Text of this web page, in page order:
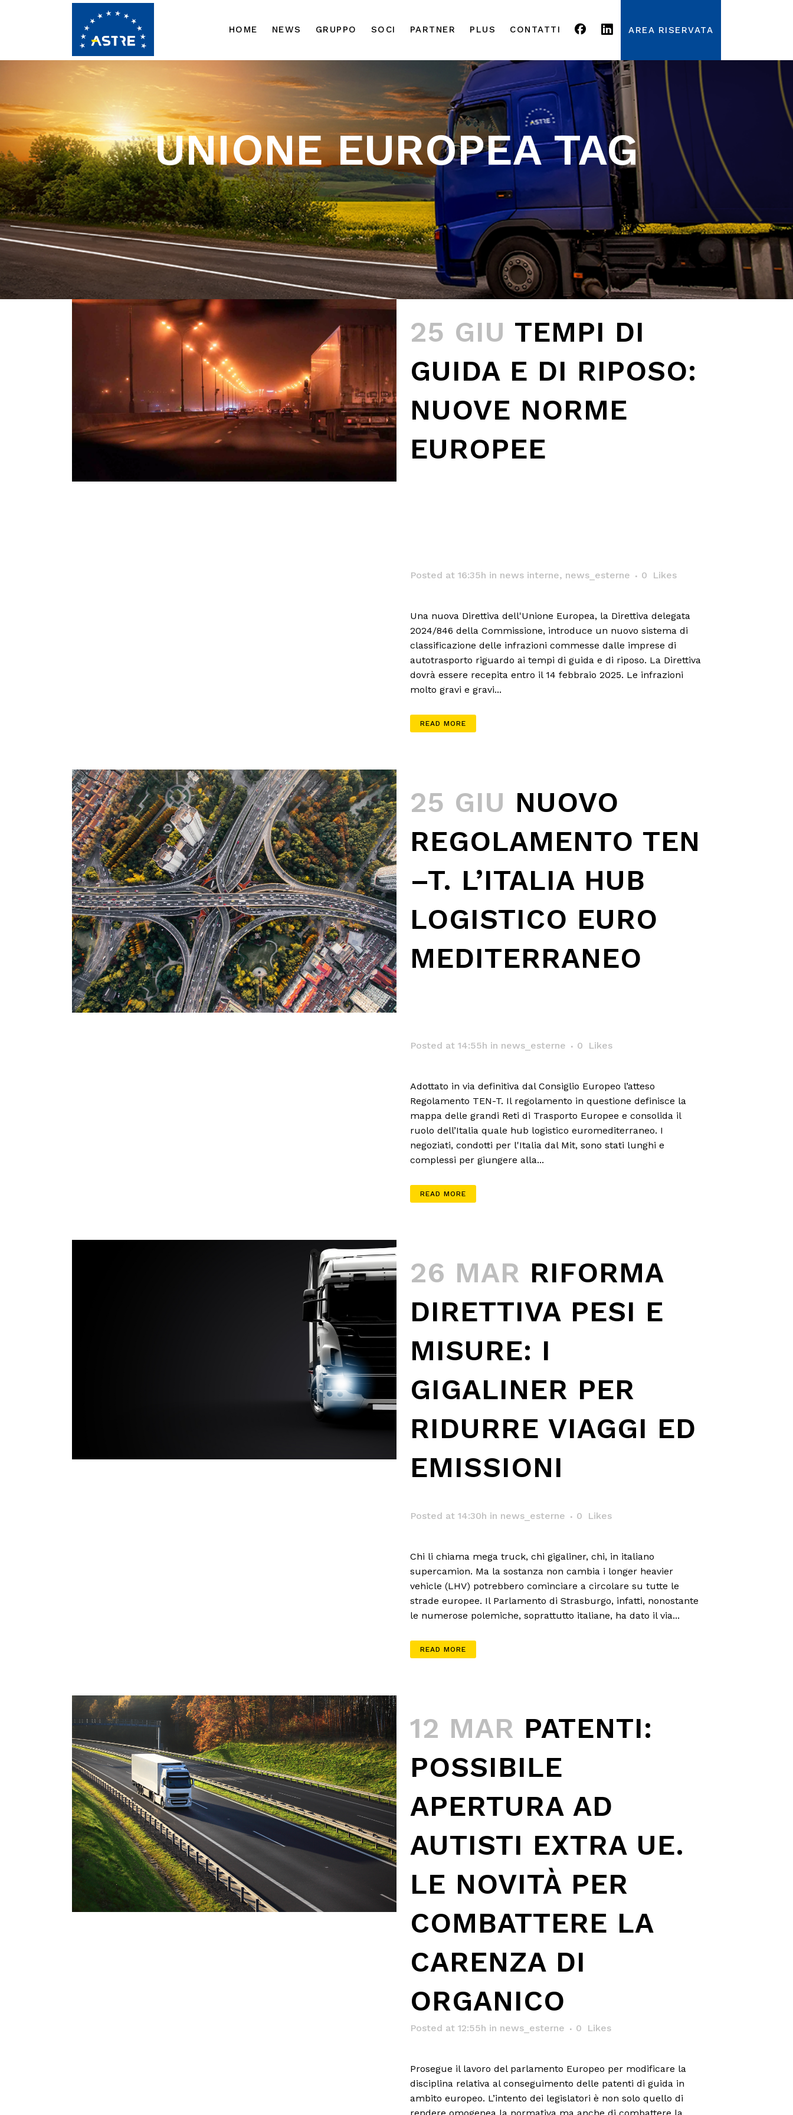
HOME NEWS GRUPPO SOCI PARTNER PLUS CONTATTI AREA RISERVATA
UNIONE EUROPEA TAG
25 GIU TEMPI DI
GUIDA E DI RIPOSO:
NUOVE NORME
EUROPEE
Posted at 16:35h in news interne, news_esterne 0 Likes
Una nuova Direttiva dell'Unione Europea, la Direttiva delegata
2024/846 della Commissione, introduce un nuovo sistema di
classificazione delle infrazioni commesse dalle imprese di
autotrasporto riguardo ai tempi di guida e di riposo. La Direttiva
dovrà essere recepita entro il 14 febbraio 2025. Le infrazioni
molto gravi e gravi...
READ MORE
25 GIU NUOVO
REGOLAMENTO TEN
–T. L’ITALIA HUB
LOGISTICO EURO
MEDITERRANEO
Posted at 14:55h in news_esterne 0 Likes
Adottato in via definitiva dal Consiglio Europeo l’atteso
Regolamento TEN-T. Il regolamento in questione definisce la
mappa delle grandi Reti di Trasporto Europee e consolida il
ruolo dell’Italia quale hub logistico euromediterraneo. I
negoziati, condotti per l'Italia dal Mit, sono stati lunghi e
complessi per giungere alla...
READ MORE
26 MAR RIFORMA
DIRETTIVA PESI E
MISURE: I
GIGALINER PER
RIDURRE VIAGGI ED
EMISSIONI
Posted at 14:30h in news_esterne 0 Likes
Chi li chiama mega truck, chi gigaliner, chi, in italiano
supercamion. Ma la sostanza non cambia i longer heavier
vehicle (LHV) potrebbero cominciare a circolare su tutte le
strade europee. Il Parlamento di Strasburgo, infatti, nonostante
le numerose polemiche, soprattutto italiane, ha dato il via...
READ MORE
12 MAR PATENTI:
POSSIBILE
APERTURA AD
AUTISTI EXTRA UE.
LE NOVITÀ PER
COMBATTERE LA
CARENZA DI
ORGANICO
Posted at 12:55h in news_esterne 0 Likes
Prosegue il lavoro del parlamento Europeo per modificare la
disciplina relativa al conseguimento delle patenti di guida in
ambito europeo. L’intento dei legislatori è non solo quello di